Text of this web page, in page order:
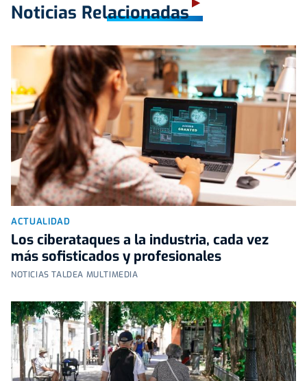
Noticias Relacionadas
ACTUALIDAD
Los ciberataques a la industria, cada vez
más sofisticados y profesionales
NOTICIAS TALDEA MULTIMEDIA